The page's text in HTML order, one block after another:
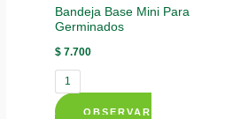
Bandeja Base Mini Para
Germinados
$ 7.700
1
OBSERVAR